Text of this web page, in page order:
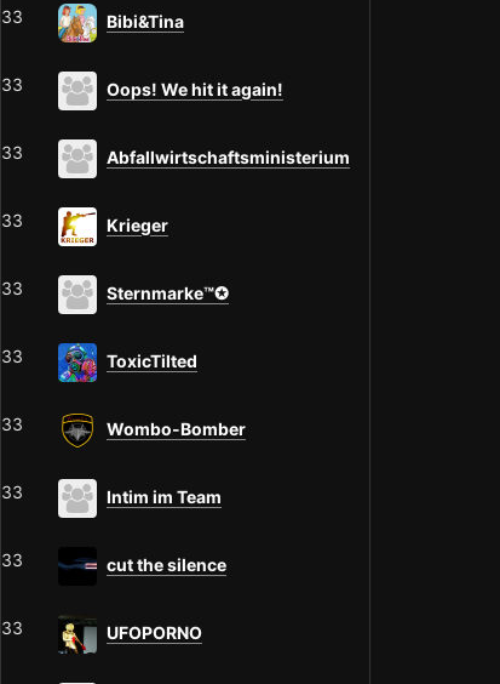
33 Bibi&Tina
33 Oops! We hit it again!
33 Abfallwirtschaftsministerium
33 Krieger
33 Sternmarke™✪
33 ToxicTilted
33 Wombo-Bomber
33 Intim im Team
33 cut the silence
33 UFOPORNO